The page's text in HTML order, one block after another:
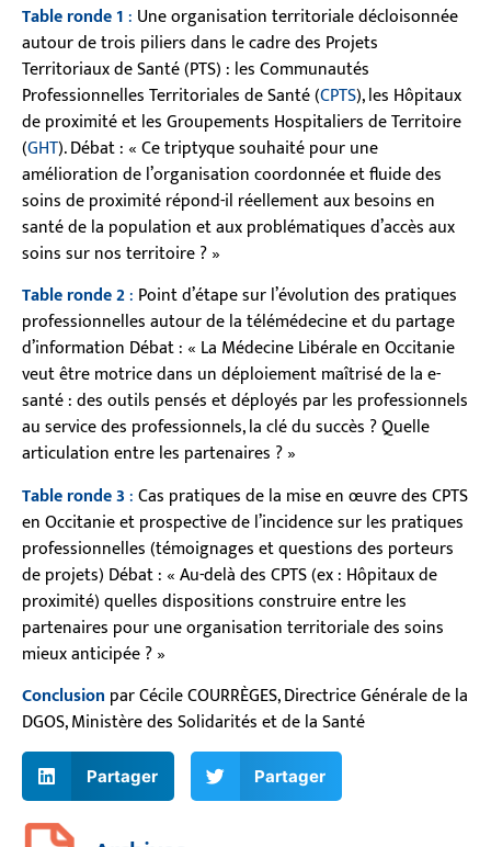
Table ronde 1 : Une organisation territoriale décloisonnée
autour de trois piliers dans le cadre des Projets
Territoriaux de Santé (PTS) : les Communautés
Professionnelles Territoriales de Santé (CPTS), les Hôpitaux
de proximité et les Groupements Hospitaliers de Territoire
(GHT). Débat : « Ce triptyque souhaité pour une
amélioration de l’organisation coordonnée et fluide des
soins de proximité répond-il réellement aux besoins en
santé de la population et aux problématiques d’accès aux
soins sur nos territoire ? »
Table ronde 2: Point d’étape sur l’évolution des pratiques
professionnelles autour de la télémédecine et du partage
d’information Débat : « La Médecine Libérale en Occitanie
veut être motrice dans un déploiement maîtrisé de la e-
santé : des outils pensés et déployés par les professionnels
au service des professionnels, la clé du succès ? Quelle
articulation entre les partenaires ? »
Table ronde 3 :Cas pratiques de la mise en œuvre des CPTS
en Occitanie et prospective de l’incidence sur les pratiques
professionnelles (témoignages et questions des porteurs
de projets) Débat : « Au-delà des CPTS (ex : Hôpitaux de
proximité) quelles dispositions construire entre les
partenaires pour une organisation territoriale des soins
mieux anticipée ? »
Conclusion par Cécile COURRÈGES, Directrice Générale de la
DGOS, Ministère des Solidarités et de la Santé
Partager Partager